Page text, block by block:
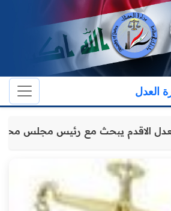
العدل
العدل الاقدم يبحث مع رئيس مجلس